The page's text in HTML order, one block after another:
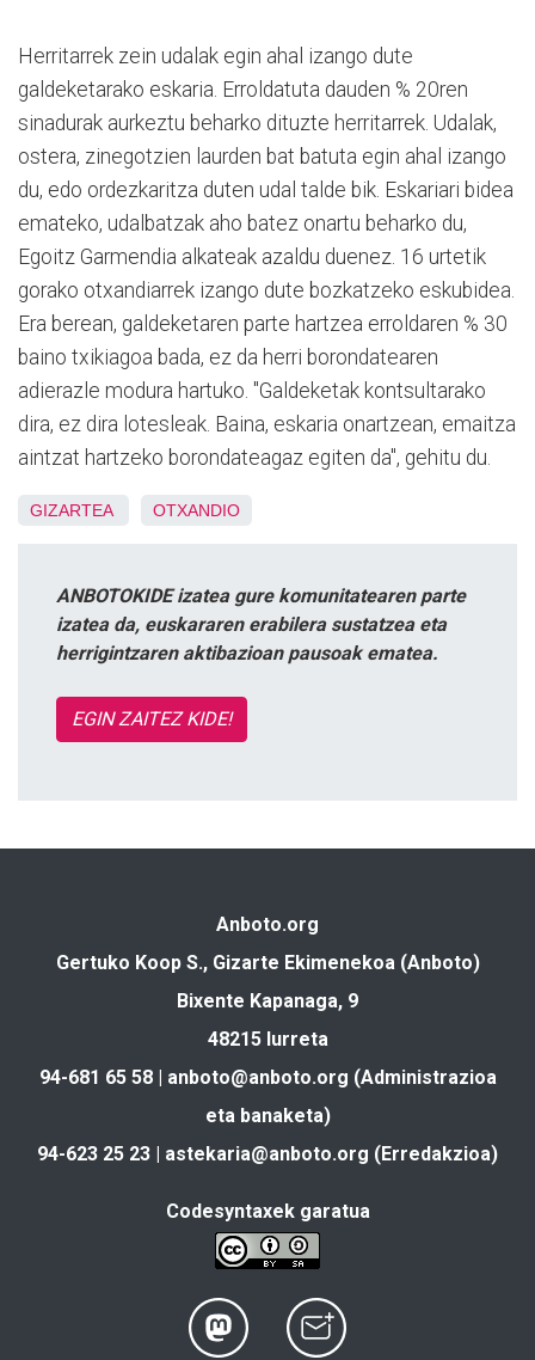
Herritarrek zein udalak egin ahal izango dute
galdeketarako eskaria. Erroldatuta dauden % 20ren
sinadurak aurkeztu beharko dituzte herritarrek. Udalak,
ostera, zinegotzien laurden bat batuta egin ahal izango
du, edo ordezkaritza duten udal talde bik. Eskariari bidea
emateko, udalbatzak aho batez onartu beharko du,
Egoitz Garmendia alkateak azaldu duenez. 16 urtetik
gorako otxandiarrek izango dute bozkatzeko eskubidea.
Era berean, galdeketaren parte hartzea erroldaren % 30
baino txikiagoa bada, ez da herri borondatearen
adierazle modura hartuko. "Galdeketak kontsultarako
dira, ez dira lotesleak. Baina, eskaria onartzean, emaitza
aintzat hartzeko borondateagaz egiten da", gehitu du.
GIZARTEA OTXANDIO
ANBOTOKIDE izatea gure komunitatearen parte
izatea da, euskararen erabilera sustatzea eta
herrigintzaren aktibazioan pausoak ematea.
EGIN ZAITEZ KIDE!
Anboto.org
Gertuko Koop S., Gizarte Ekimenekoa (Anboto)
Bixente Kapanaga, 9
48215 Iurreta
94-681 65 58 | anboto@anboto.org (Administrazioa
eta banaketa)
94-623 25 23 | astekaria@anboto.org (Erredakzioa)
Codesyntaxek garatua